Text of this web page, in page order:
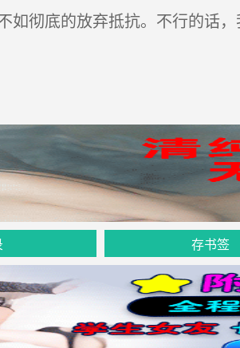
彻底的放弃抵抗。不行的话
存书签